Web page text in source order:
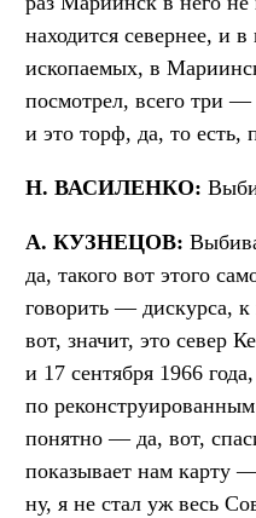
находится севернее, и
ископаемых, в
посмотрел, всего три —
и это торф, да, то
Н. ВАСИЛЕНКО:
А. КУЗНЕЦОВ:
да, такого вот этого
говорить — дискурса,
вот, значит, это север
и 17 сентября 1966
по
понятно — да, вот,
показывает нам карту
ну, я не стал уж весь